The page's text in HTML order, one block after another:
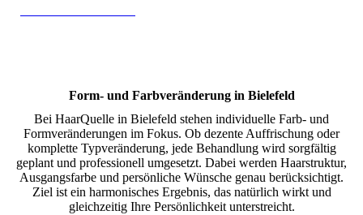
Form- und Farbveränderung in Bielefeld
Bei HaarQuelle in Bielefeld stehen individuelle Farb- und
Formveränderungen im Fokus. Ob dezente Auffrischung oder
komplette Typveränderung, jede Behandlung wird sorgfältig
geplant und professionell umgesetzt. Dabei werden Haarstruktur,
Ausgangsfarbe und persönliche Wünsche genau berücksichtigt.
Ziel ist ein harmonisches Ergebnis, das natürlich wirkt und
gleichzeitig Ihre Persönlichkeit unterstreicht.